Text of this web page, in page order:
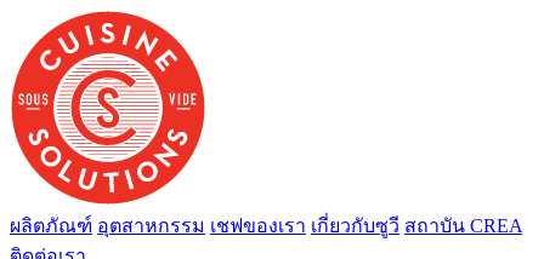
ไป
ที่
เนื้อหา
ผลิตภัณฑ์ อุตสาหกรรม เชฟของเรา เกี่ยวกับซูวี สถาบัน CREA